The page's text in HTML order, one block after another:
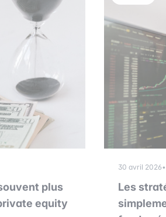
plus
equity
30 avril 2026•
Les